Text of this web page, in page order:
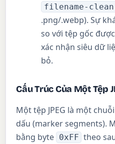
filename-
.png/.webp). Sự
so với tệp gốc
xác nhận siêu dữ
bỏ.
Cấu Trúc Của Một Tệp
Một tệp JPEG là một
dấu (marker segments).
bằng byte 0xFF theo